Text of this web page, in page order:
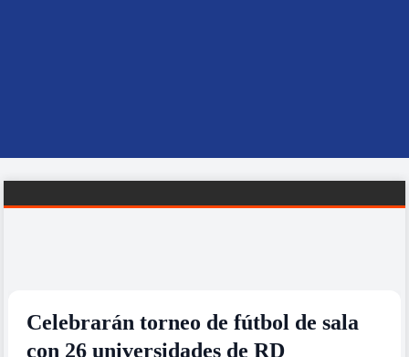
Celebrarán torneo de fútbol de sala
con 26 universidades de RD